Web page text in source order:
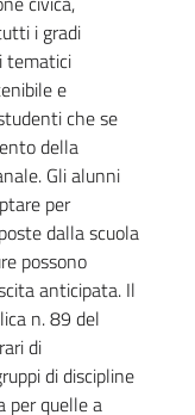
i gradi
tematici
e
che se
della
Gli alunni
per
dalla scuola
possono
anticipata. Il
n. 89 del
di
di discipline
per quelle a